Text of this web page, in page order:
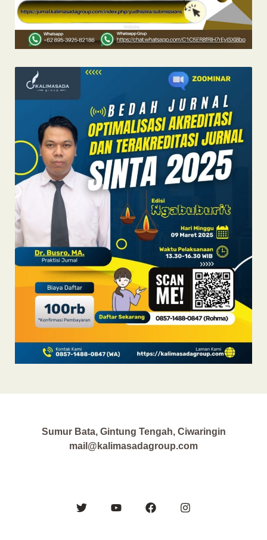
Sumur Bata, Gintung Tengah, Ciwaringin
mail@kalimasadagroup.com